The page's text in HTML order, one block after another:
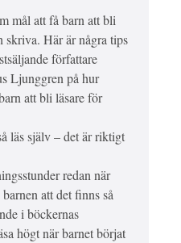
mål att få barn att bli
skriva. Här är några tips
författare
Ljunggren på hur
att bli läsare för
läs själv – det är riktigt
redan när
att det finns så
i böckernas
högt när barnet börjat